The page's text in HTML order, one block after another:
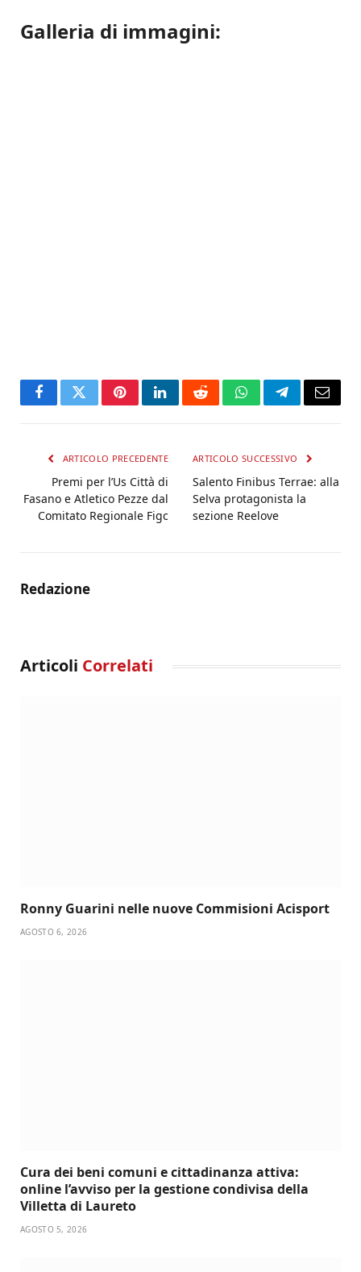
Galleria di immagini:
FacebookTwitterPinterestLinkedInRedditWhatsAppTelegramEmail
ARTICOLO PRECEDENTE
Premi per l’Us Città di
Fasano e Atletico Pezze dal
Comitato Regionale Figc
ARTICOLO SUCCESSIVO
Salento Finibus Terrae: alla
Selva protagonista la
sezione Reelove
Redazione
Articoli Correlati
Ronny Guarini nelle nuove Commisioni Acisport
AGOSTO 6, 2026
Cura dei beni comuni e cittadinanza attiva:
online l’avviso per la gestione condivisa della
Villetta di Laureto
AGOSTO 5, 2026